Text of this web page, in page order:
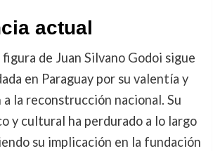
actual
figura de Juan Silvano Godoi sigue
en Paraguay por su valentía y
a la reconstrucción nacional. Su
y cultural ha perdurado a lo largo
su implicación en la fundación